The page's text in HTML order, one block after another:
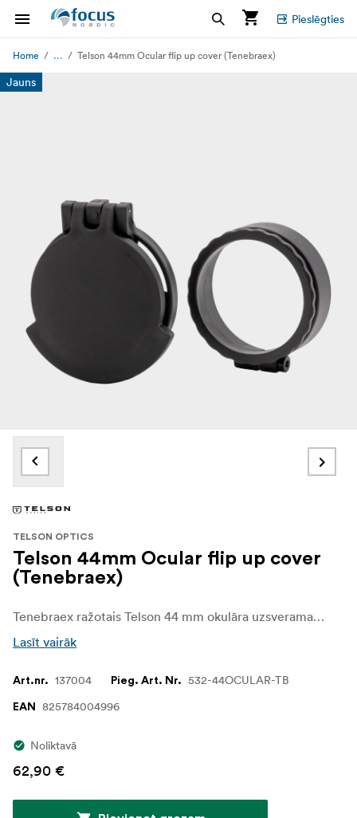
Pieslēgties
Home ... Telson 44mm Ocular flip up cover (Tenebraex)
Jauns
TELSON OPTICS
Telson 44mm Ocular flip up cover
(Tenebraex)
Tenebraex ražotais Telson 44 mm okulāra uzsveramais vāciņš ir augstākās kvalitātes okulāra vāciņš, kas paredzēts saderīgajai Telson optikai ar 44 mm okulāra korpusu. Tas ir paredzēts, lai aizsargātu aizmugurējo lēcu no putekļiem, netīrumiem un laika apstākļu ietekmes, vienlaikus saglabājot optiku gatavu ātrai lietošanai.
Lasīt vairāk
Art.nr. 137004 Pieg. Art. Nr. 532-44OCULAR-TB
EAN 825784004996
Noliktavā
62,90 €